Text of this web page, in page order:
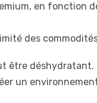
en fonction
des
être déshydratant.
un